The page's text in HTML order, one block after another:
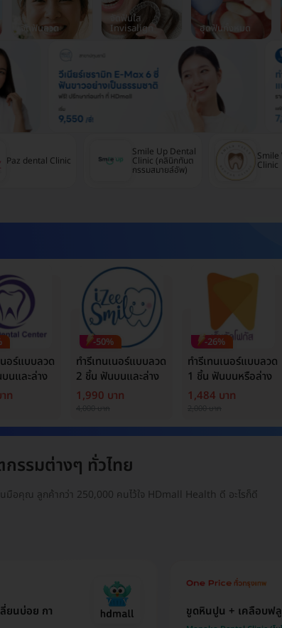
จัดฟันลวด
จัดฟันใส
Invisalign อุดฟันทั้งหมด
Paz dental Clinic
Smile Up Dental
Clinic (คลินิกทันต
กรรมสมายล์อัพ)
Smile
Clinic
นอร์แบบลวด
นและล่าง
ท
-50%
ทำรีเทนเนอร์แบบลวด
2 ชิ้น ฟันบนและล่าง
1,990 บาท
-26%
ทำรีเทนเนอร์แบบลวด
1 ชิ้น ฟันบนหรือล่าง
1,484 บาท
รรมต่างๆ ทั่วไทย
มือคุณ ลูกค้ากว่า 250,000 คนไว้ใจ HDmall Health ดี อะไรก็ดี
ยนบ่อย กา
ขูดหินปูน + เคลือบฟ